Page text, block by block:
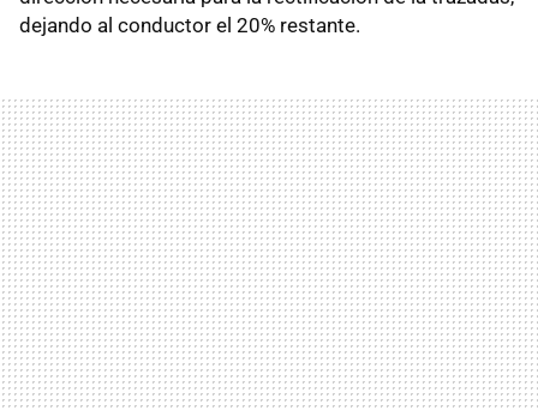
dejando al conductor el 20% restante.